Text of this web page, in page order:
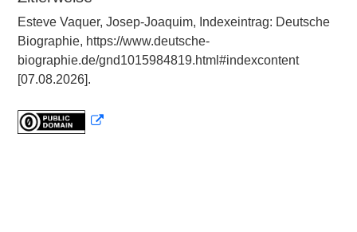
Esteve Vaquer, Josep-Joaquim, Indexeintrag: Deutsche
Biographie, https://www.deutsche-
biographie.de/gnd1015984819.html#indexcontent
[07.08.2026].